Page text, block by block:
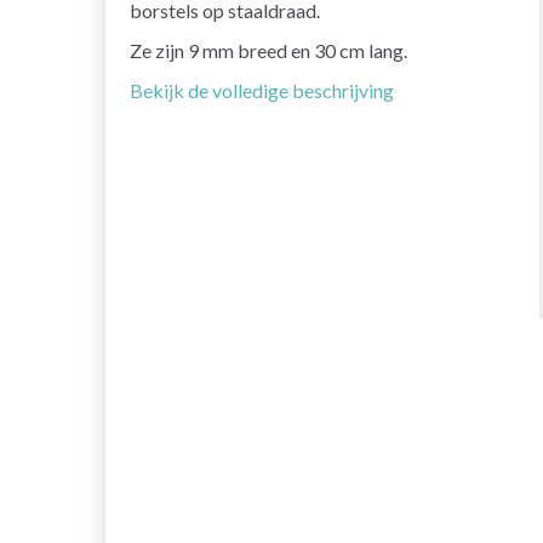
borstels op staaldraad.
Ze zijn 9 mm breed en 30 cm lang.
Bekijk de volledige beschrijving